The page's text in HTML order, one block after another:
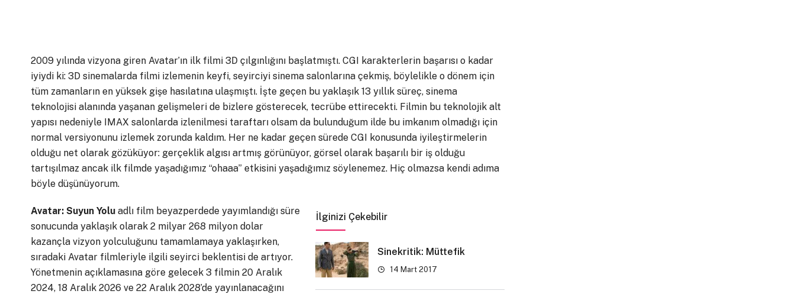
2009 yılında vizyona giren Avatar’ın ilk filmi 3D çılgınlığını başlatmıştı. CGI karakterlerin başarısı o kadar
iyiydi ki: 3D sinemalarda filmi izlemenin keyfi, seyirciyi sinema salonlarına çekmiş, böylelikle o dönem için
tüm zamanların en yüksek gişe hasılatına ulaşmıştı. İşte geçen bu yaklaşık 13 yıllık süreç, sinema
teknolojisi alanında yaşanan gelişmeleri de bizlere gösterecek, tecrübe ettirecekti. Filmin bu teknolojik alt
yapısı nedeniyle IMAX salonlarda izlenilmesi taraftarı olsam da bulunduğum ilde bu imkanım olmadığı için
normal versiyonunu izlemek zorunda kaldım. Her ne kadar geçen sürede CGI konusunda iyileştirmelerin
olduğu net olarak gözüküyor: gerçeklik algısı artmış görünüyor, görsel olarak başarılı bir iş olduğu
tartışılmaz ancak ilk filmde yaşadığımız “ohaaa” etkisini yaşadığımız söylenemez. Hiç olmazsa kendi adıma
böyle düşünüyorum.
İlginizi Çekebilir
Sinekritik: Müttefik
14 Mart 2017
Avatar: Suyun Yolu adlı film beyazperdede yayımlandığı süre
sonucunda yaklaşık olarak 2 milyar 268 milyon dolar
kazançla vizyon yolculuğunu tamamlamaya yaklaşırken,
sıradaki Avatar filmleriyle ilgili seyirci beklentisi de artıyor.
Yönetmenin açıklamasına göre gelecek 3 filmin 20 Aralık
2024, 18 Aralık 2026 ve 22 Aralık 2028’de yayınlanacağını